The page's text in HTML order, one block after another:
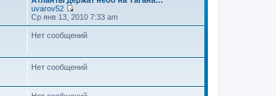
uvarov52
П
е
р
е
т
и
Ср янв 13, 2010 7:33 am
Нет сообщений
Нет сообщений